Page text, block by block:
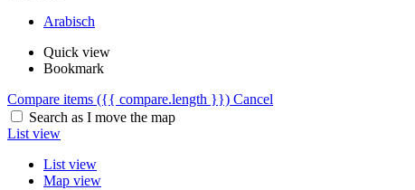
Arabisch
Quick view
Bookmark
Compare items ({{ compare.length }}) Cancel
Search as I move the map
List view
List view
Map view